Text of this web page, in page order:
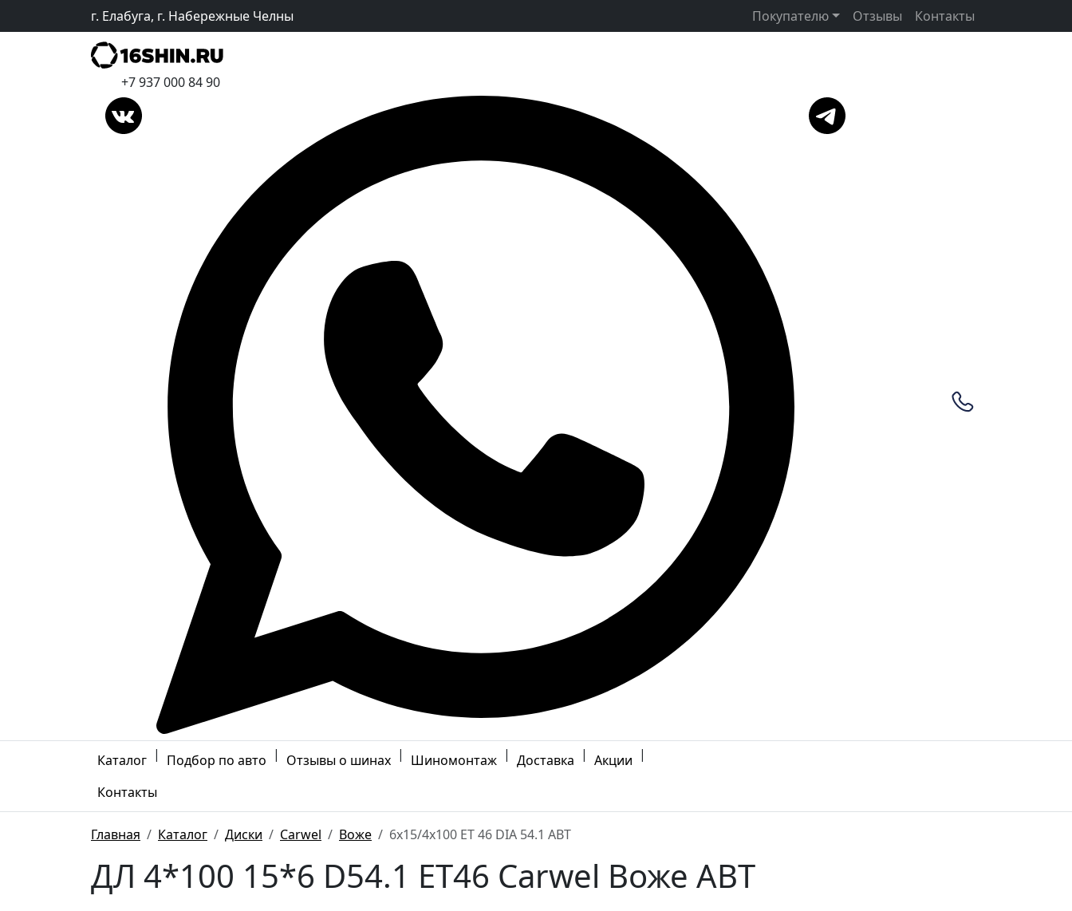
г. Елабуга, г. Набережные Челны Покупателю Отзывы Контакты
+7 937 000 84 90
Каталог | Подбор по авто | Отзывы о шинах | Шиномонтаж | Доставка | Акции |
Контакты
Главная Каталог Диски Carwel Воже 6x15/4x100 ET 46 DIA 54.1 ABT
ДЛ 4*100 15*6 D54.1 ET46 Carwel Воже ABT